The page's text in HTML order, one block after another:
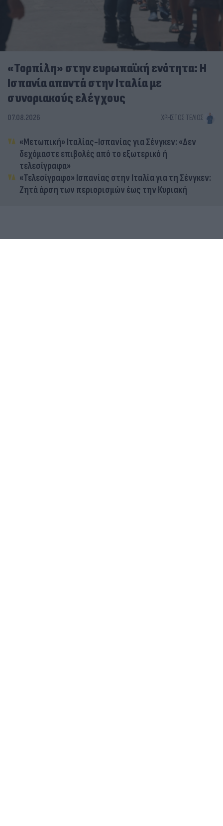
«Τορπίλη» στην ευρωπαϊκή ενότητα: Η
Ισπανία απαντά στην Ιταλία με
συνοριακούς ελέγχους
07.08.2026 ΧΡΉΣΤΟΣ ΤΈΛΙΟΣ
«Μετωπική» Ιταλίας-Ισπανίας για Σένγκεν: «Δεν
δεχόμαστε επιβολές από το εξωτερικό ή
τελεσίγραφα»
«Τελεσίγραφο» Ισπανίας στην Ιταλία για τη Σένγκεν:
Ζητά άρση των περιορισμών έως την Κυριακή